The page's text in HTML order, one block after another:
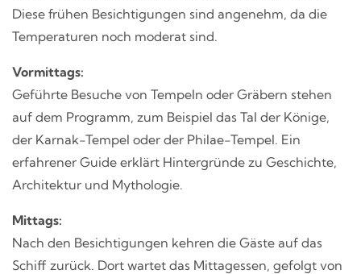
Diese frühen Besichtigungen sind angenehm, da die
Temperaturen noch moderat sind.
Vormittags:
Geführte Besuche von Tempeln oder Gräbern stehen
auf dem Programm, zum Beispiel das Tal der Könige,
der Karnak-Tempel oder der Philae-Tempel. Ein
erfahrener Guide erklärt Hintergründe zu Geschichte,
Architektur und Mythologie.
Mittags:
Nach den Besichtigungen kehren die Gäste auf das
Schiff zurück. Dort wartet das Mittagessen, gefolgt von